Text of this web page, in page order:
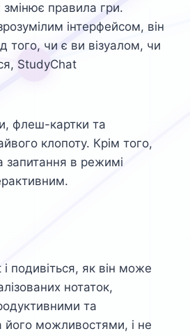
правила гри.
інтерфейсом, він
того, чи є ви візуалом, чи
StudyChat
флеш-картки та
клопоту. Крім того,
запитання в режимі
подивіться, як він може
нотаток,
та
його можливостями, і не